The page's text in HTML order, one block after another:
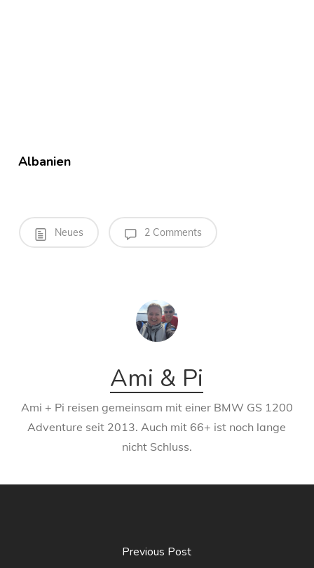
Albanien
Neues 2 Comments
Ami & Pi
Ami + Pi reisen gemeinsam mit einer BMW GS 1200
Adventure seit 2013. Auch mit 66+ ist noch lange
nicht Schluss.
Previous Post